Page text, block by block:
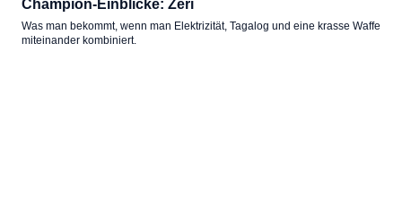
Champion-Einblicke: Zeri
Was man bekommt, wenn man Elektrizität, Tagalog und eine krasse Waffe
miteinander kombiniert.